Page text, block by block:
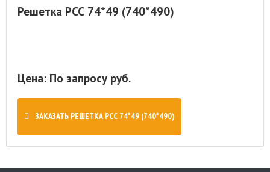
Решетка РСС 74*49 (740*490)
Цена: По запросу руб.
ЗАКАЗАТЬ РЕШЕТКА РСС 74*49 (740*490)